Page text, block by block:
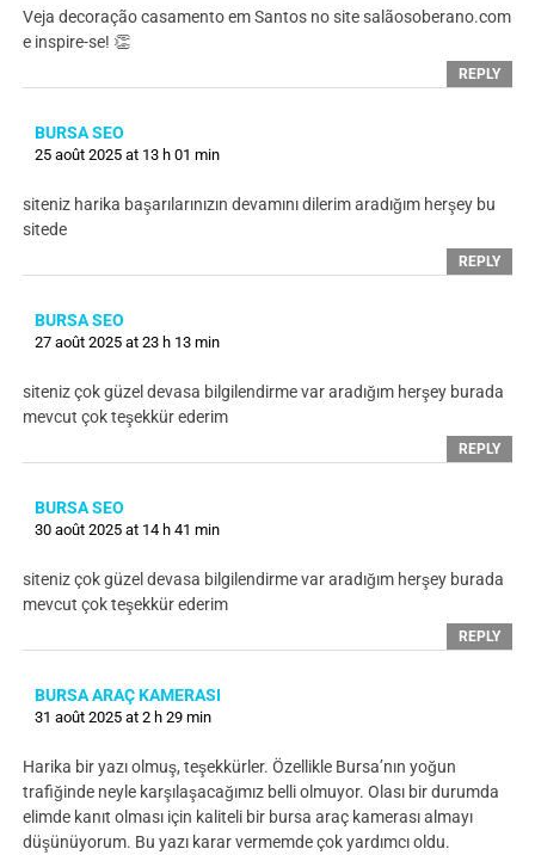
Veja decoração casamento em Santos no site salãosoberano.com
e inspire-se! 👏
REPLY
BURSA SEO
25 août 2025 at 13 h 01 min
siteniz harika başarılarınızın devamını dilerim aradığım herşey bu
sitede
REPLY
BURSA SEO
27 août 2025 at 23 h 13 min
siteniz çok güzel devasa bilgilendirme var aradığım herşey burada
mevcut çok teşekkür ederim
REPLY
BURSA SEO
30 août 2025 at 14 h 41 min
siteniz çok güzel devasa bilgilendirme var aradığım herşey burada
mevcut çok teşekkür ederim
REPLY
BURSA ARAÇ KAMERASI
31 août 2025 at 2 h 29 min
Harika bir yazı olmuş, teşekkürler. Özellikle Bursa’nın yoğun
trafiğinde neyle karşılaşacağımız belli olmuyor. Olası bir durumda
elimde kanıt olması için kaliteli bir bursa araç kamerası almayı
düşünüyorum. Bu yazı karar vermemde çok yardımcı oldu.